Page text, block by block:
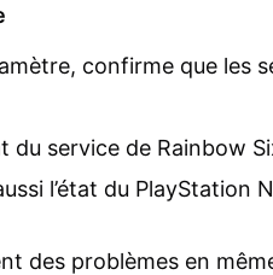
confirme que les
du service de Rainbow
l’état du PlayStation
des problèmes en